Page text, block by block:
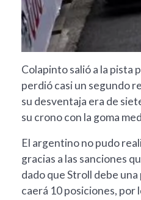
Colapinto salió a la pista
perdió casi un segundo
su desventaja era de
su crono con la goma
El argentino no pudo
gracias a las sanciones
dado que Stroll debe
caerá 10 posiciones, por